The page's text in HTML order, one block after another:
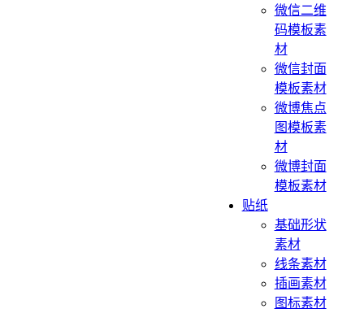
微信二维
码模板素
材
微信封面
模板素材
微博焦点
图模板素
材
微博封面
模板素材
贴纸
基础形状
素材
线条素材
插画素材
图标素材